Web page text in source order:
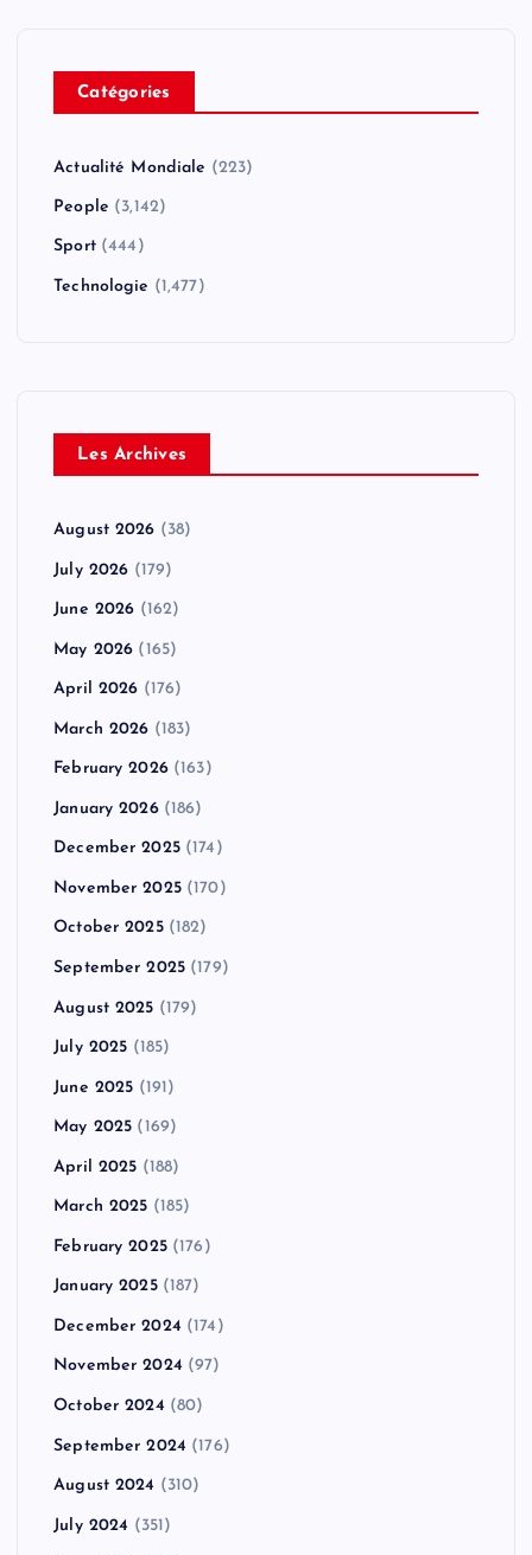
Catégories
Actualité Mondiale (223)
People (3,142)
Sport(444)
Technologie (1,477)
Les Archives
August 2026 (38)
July 2026 (179)
June 2026 (162)
May 2026 (165)
April 2026 (176)
March 2026 (183)
February 2026(163)
January 2026(186)
December 2025(174)
November 2025(170)
October 2025(182)
September 2025 (179)
August 2025 (179)
July 2025 (185)
June 2025 (191)
May 2025 (169)
April 2025 (188)
March 2025 (185)
February 2025(176)
January 2025(187)
December 2024 (174)
November 2024 (97)
October 2024 (80)
September 2024 (176)
August 2024 (310)
July 2024 (351)